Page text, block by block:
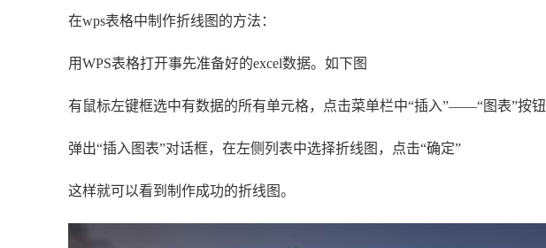
在wps表格中制作折线图的方法：
用WPS表格打开事先准备好的excel数据。如下图
有鼠标左键框选中有数据的所有单元格，点击菜单栏中“插入”——“图表”按钮
弹出“插入图表”对话框，在左侧列表中选择折线图，点击“确定”
这样就可以看到制作成功的折线图。